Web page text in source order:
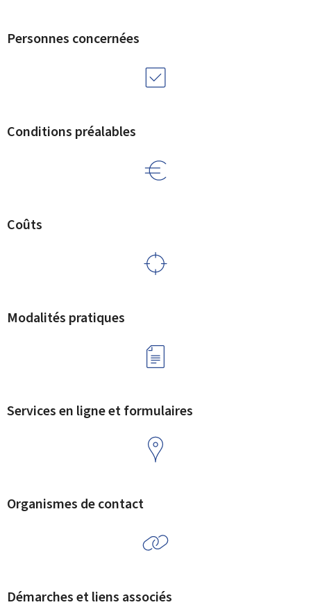
Personnes concernées
Conditions préalables
Coûts
Modalités pratiques
Services en ligne et formulaires
Organismes de contact
Démarches et liens associés